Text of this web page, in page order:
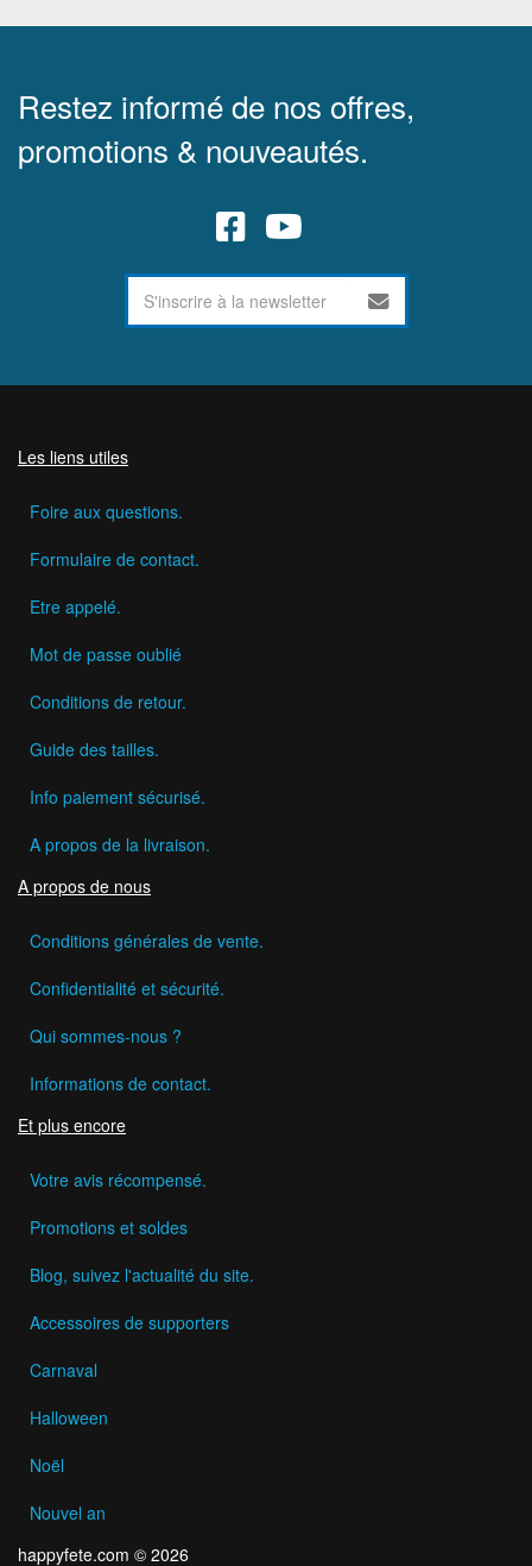
Restez informé de nos offres,
promotions & nouveautés.
Les liens utiles
Foire aux questions.
Formulaire de contact.
Etre appelé.
Mot de passe oublié
Conditions de retour.
Guide des tailles.
Info paiement sécurisé.
A propos de la livraison.
A propos de nous
Conditions générales de vente.
Confidentialité et sécurité.
Qui sommes-nous ?
Informations de contact.
Et plus encore
Votre avis récompensé.
Promotions et soldes
Blog, suivez l'actualité du site.
Accessoires de supporters
Carnaval
Halloween
Noël
Nouvel an
happyfete.com © 2026